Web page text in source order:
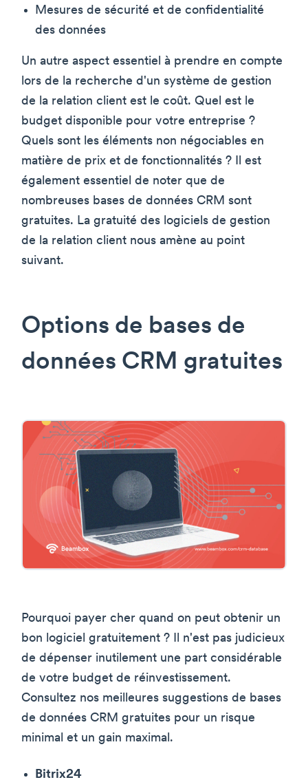
Mesures de sécurité et de confidentialité
des données
Un autre aspect essentiel à prendre en compte
lors de la recherche d'un système de gestion
de la relation client est le coût. Quel est le
budget disponible pour votre entreprise ?
Quels sont les éléments non négociables en
matière de prix et de fonctionnalités ? Il est
également essentiel de noter que de
nombreuses bases de données CRM sont
gratuites. La gratuité des logiciels de gestion
de la relation client nous amène au point
suivant.
Options de bases de
données CRM gratuites
Pourquoi payer cher quand on peut obtenir un
bon logiciel gratuitement ? Il n'est pas judicieux
de dépenser inutilement une part considérable
de votre budget de réinvestissement.
Consultez nos meilleures suggestions de bases
de données CRM gratuites pour un risque
minimal et un gain maximal.
Bitrix24